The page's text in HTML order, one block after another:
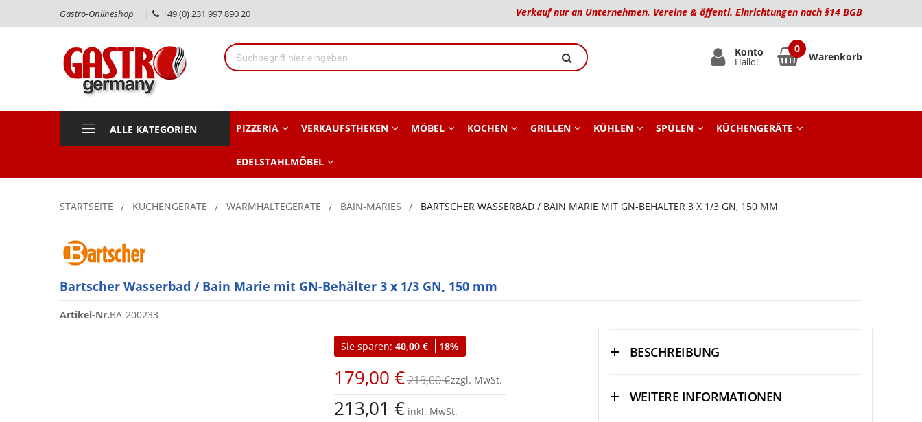
Gastro-Onlineshop +49 (0) 231 997 890 20 Verkauf nur an Unternehmen, Vereine & öffentl. Einrichtungen nach §14 BGB
Konto
Hallo! Warenkorb
ALLE KATEGORIEN PIZZERIA VERKAUFSTHEKEN MÖBEL KOCHEN GRILLEN KÜHLEN SPÜLEN KÜCHENGERÄTE
EDELSTAHLMÖBEL
STARTSEITE KÜCHENGERÄTE WARMHALTEGERÄTE BAIN-MARIES BARTSCHER WASSERBAD / BAIN MARIE MIT GN-BEHÄLTER 3 X 1/3 GN, 150 MM
Bartscher Wasserbad / Bain Marie mit GN-Behälter 3 x 1/3 GN, 150 mm
Artikel-Nr.BA-200233
Sie sparen: 40,00 € 18%
179,00 €219,00 €
213,01 € inkl. MwSt.
BESCHREIBUNG
WEITERE INFORMATIONEN